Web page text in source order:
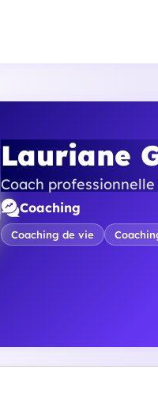
Lauriane
Coach
Coaching
Coaching de vie